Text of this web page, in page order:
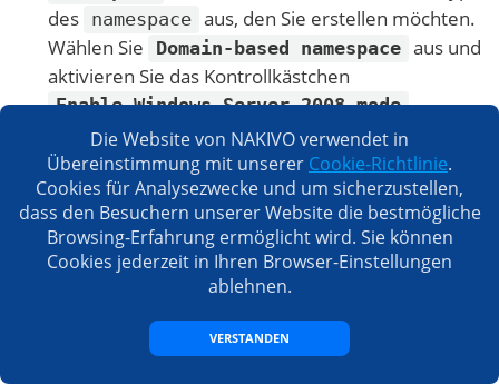
des namespace aus, den Sie erstellen möchten.
Wählen Sie
Domain-based namespace aus und
aktivieren Sie das Kontrollkästchen
Enable Windows Server 2008 mode .
Aktivieren Sie dieses Kontrollkästchen, wenn die
Funktionalität Ihrer Domain
Windows Server 2008 ist, wenn Sie
Windows Server 2016 oder
Windows Server 2019 verwenden, um eine
bessere Kompatibilität zu gewährleisten.
Es wird empfohlen, eine domänenbasierte
zu verwenden, da dies Vorteile wie eine
Die Website von NAKIVO verwendet in
Übereinstimmung mit unserer Cookie-Richtlinie.
Cookies für Analysezwecke und um sicherzustellen,
dass den Besuchern unserer Website die bestmögliche
Browsing-Erfahrung ermöglicht wird. Sie können
Cookies jederzeit in Ihren Browser-Einstellungen
ablehnen.
VERSTANDEN